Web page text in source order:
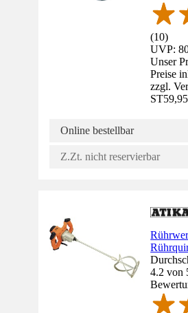
(10)
UVP:
Unser
Preise
zzgl.
ST
Online bestellbar
Z.Zt. nicht reservierbar
4.2 von